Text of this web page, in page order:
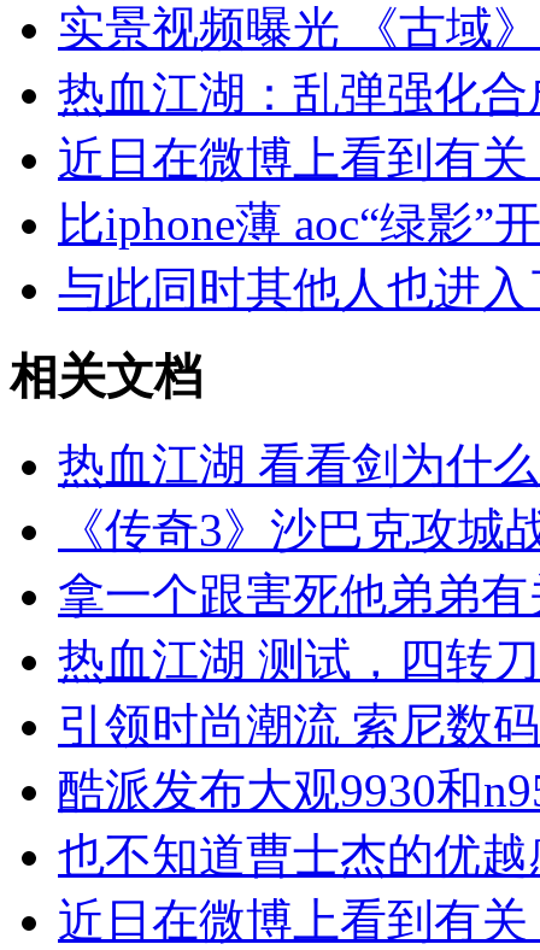
实景视频曝光 《古域
热血江湖：乱弹强化
近日在微博上看到有
比iphone薄 aoc“绿影”
与此同时其他人也进
相关文档
热血江湖 看看剑为什
《传奇3》沙巴克攻城
拿一个跟害死他弟弟
热血江湖 测试，四转
引领时尚潮流 索尼数
酷派发布大观9930和
也不知道曹士杰的优越
近日在微博上看到有